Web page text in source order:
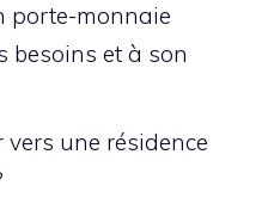
porte-monnaie
besoins et à son
une résidence